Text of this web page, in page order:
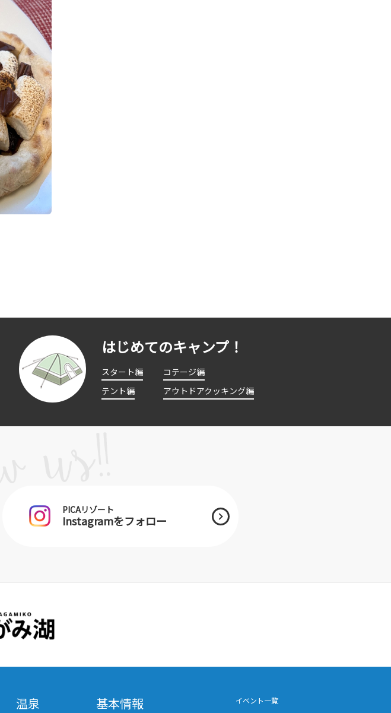
はじめてのキャンプ！
スタート編
コテージ編
テント編
アウトドアクッキング編
PICAリゾート
Instagramをフォロー
温泉 基本情報
イベント一覧